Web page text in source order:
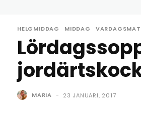
HELGMIDDAG MIDDAG VARDAGSMAT
MARIA - 23 JANUARI, 2017